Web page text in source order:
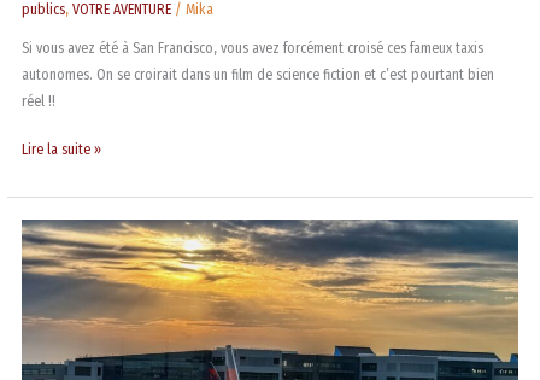
publics,VOTRE AVENTURE /Mika
Si vous avez été à San Francisco, vous avez forcément croisé ces fameux taxis
autonomes. On se croirait dans un film de science fiction et c’est pourtant bien
réel !!
Lire la suite »
Ce
que
devez
sur